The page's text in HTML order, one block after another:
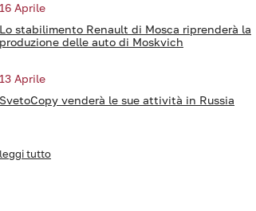
16 Aprile
Lo stabilimento Renault di Mosca riprenderà la
produzione delle auto di Moskvich
13 Aprile
SvetoCopy venderà le sue attività in Russia
leggi tutto